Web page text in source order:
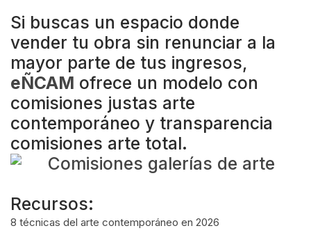
Si buscas un espacio donde
vender tu obra sin renunciar a la
mayor parte de tus ingresos,
eÑCAM ofrece un modelo con
comisiones justas arte
contemporáneo y transparencia
comisiones arte total.
Recursos:
8 técnicas del arte contemporáneo en 2026